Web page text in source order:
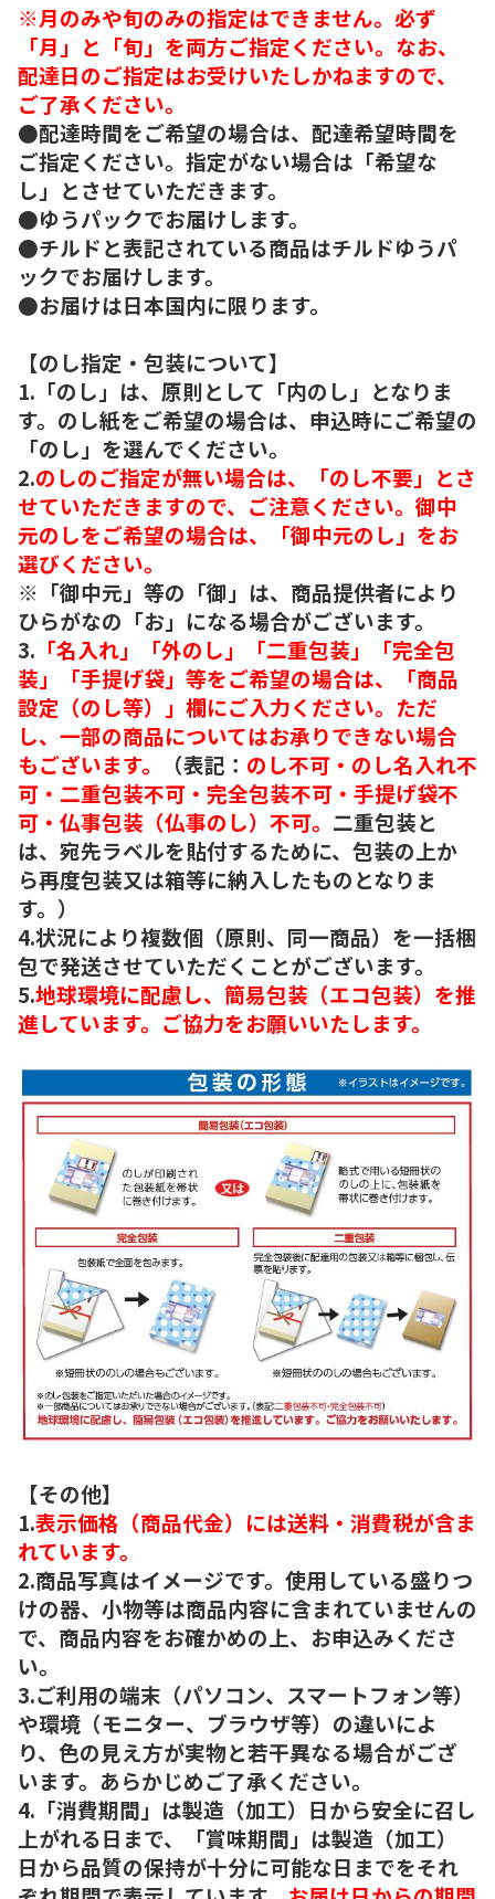
※月のみや旬のみの指定はできません。必ず
「月」と「旬」を両方ご指定ください。なお、
配達日のご指定はお受けいたしかねますので、
ご了承ください。
●配達時間をご希望の場合は、配達希望時間を
ご指定ください。指定がない場合は「希望な
し」とさせていただきます。
●ゆうパックでお届けします。
●チルドと表記されている商品はチルドゆうパ
ックでお届けします。
●お届けは日本国内に限ります。
【のし指定・包装について】
1.「のし」は、原則として「内のし」となりま
す。のし紙をご希望の場合は、申込時にご希望の
「のし」を選んでください。
2.のしのご指定が無い場合は、「のし不要」とさ
せていただきますので、ご注意ください。御中
元のしをご希望の場合は、「御中元のし」をお
選びください。
※「御中元」等の「御」は、商品提供者により
ひらがなの「お」になる場合がございます。
3. 「名入れ」「外のし」「二重包装」「完全包
装」「手提げ袋」等をご希望の場合は、「商品
設定（のし等）」欄にご入力ください。ただ
し、一部の商品についてはお承りできない場合
もございます。
（表記： のし不可・のし名入れ不
可・二重包装不可・完全包装不可・手提げ袋不
可・仏事包装（仏事のし）不可。 二重包装と
は、宛先ラベルを貼付するために、包装の上か
ら再度包装又は箱等に納入したものとなりま
す。）
4.状況により複数個（原則、同一商品）を一括梱
包で発送させていただくことがございます。
5.地球環境に配慮し、簡易包装（エコ包装）を推
進しています。ご協力をお願いいたします。
【その他】
1.表示価格（商品代金）には送料・消費税が含ま
れています。
2.商品写真はイメージです。使用している盛りつ
けの器、小物等は商品内容に含まれていませんの
で、商品内容をお確かめの上、お申込みくださ
い。
3.ご利用の端末（パソコン、スマートフォン等）
や環境（モニター、ブラウザ等）の違いによ
り、色の見え方が実物と若干異なる場合がござ
います。あらかじめご了承ください。
4.「消費期間」は製造（加工）日から安全に召し
上がれる日まで、「賞味期間」は製造（加工）
日から品質の保持が十分に可能な日までをそれ